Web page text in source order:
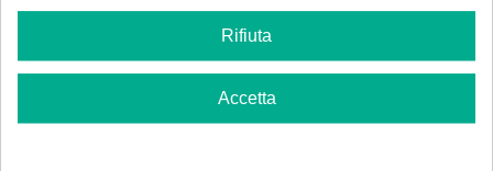
Cappellino Trucker a Rete GB
Amnesia
Rifiuta
Accetta